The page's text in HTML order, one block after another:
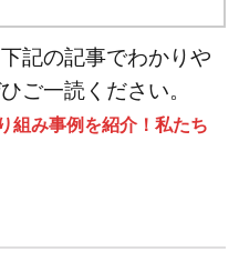
記の記事でわかりや
ご一読ください。
組み事例を紹介！私たち